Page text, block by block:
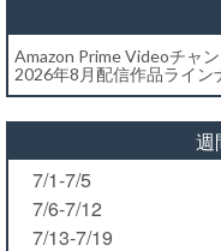
Amazon Prime Videoチャ
2026年8月配信作品ライン
週
7/1-7/5
7/6-7/12
7/13-7/19